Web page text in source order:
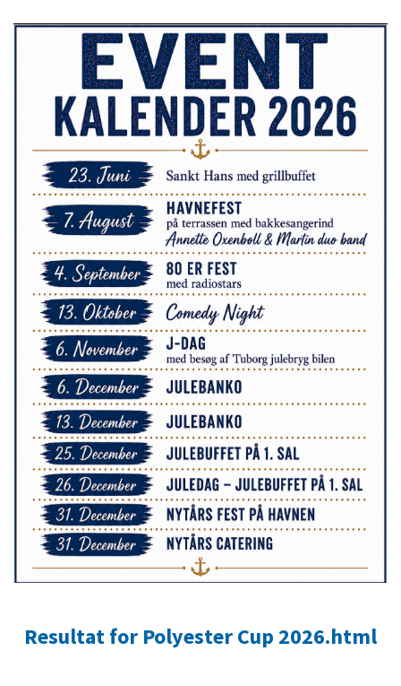
Resultat for Polyester Cup 2026.html